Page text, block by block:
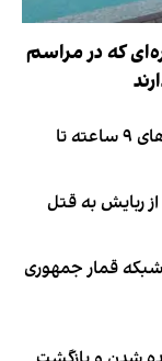
کریستیانو؛ ۱۰ چهره‌ای که در مراسم
روایت فداکاری‌های محمد صلاح؛ از سفرهای ۹ ساعته تا
ربایش به قتل
شبکه قمار جمهوری